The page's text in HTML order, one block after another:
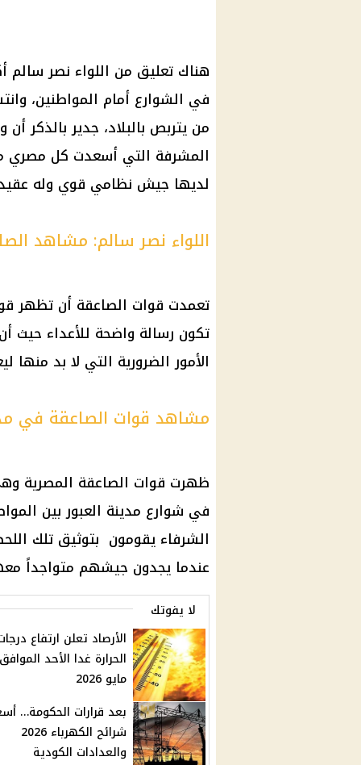
هناك تعليق من اللواء نصر سالم
في الشوارع أمام المواطنين،
من يتربص بالبلاد، جدير بالذكر
المشرفة التي أسعدت كل مصري
لديها جيش نظامي قوي وله
اللواء نصر سالم: مشاهد
تعمدت قوات الصاعقة أن تظهر
تكون رسالة واضحة للأعداء حيث
الأمور الضرورية التي لا بد
مشاهد قوات الصاعقة في
ظهرت قوات الصاعقة المصرية
في شوارع مدينة العبور بين
الشرفاء يقومون بتوثيق تلك
عندما يجدون جيشهم متواجداً
لا يفوتك
الأرصاد تعلن ارتفاع
مايو 2026
بعد قرارات الحكومة…
شرائح الكهرباء 2026
والعدادات الكودية